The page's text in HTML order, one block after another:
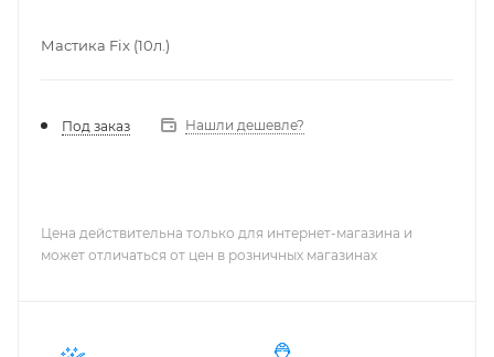
Мастика Fix (10л.)
Под заказ Нашли дешевле?
Цена действительна только для интернет-магазина и
может отличаться от цен в розничных магазинах